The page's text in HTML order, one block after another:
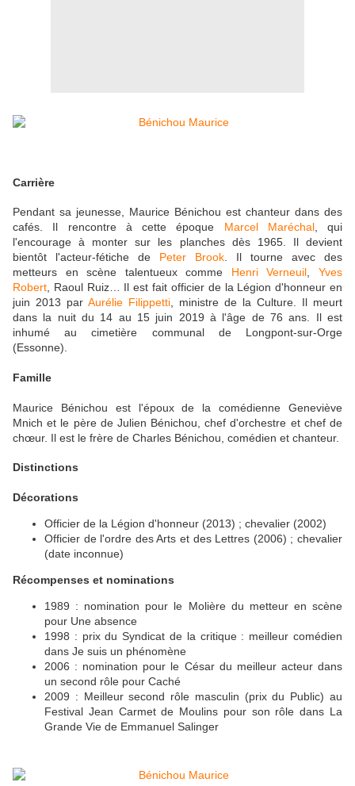
Carrière
Pendant sa jeunesse, Maurice Bénichou est chanteur dans des
cafés. Il rencontre à cette époque Marcel Maréchal, qui
l'encourage à monter sur les planches dès 1965. Il devient
bientôt l'acteur-fétiche de Peter Brook. Il tourne avec des
metteurs en scène talentueux comme Henri Verneuil,Yves
Robert, Raoul Ruiz… Il est fait officier de la Légion d'honneur en
juin 2013 par Aurélie Filippetti, ministre de la Culture. Il meurt
dans la nuit du 14 au 15 juin 2019 à l'âge de 76 ans. Il est
inhumé au cimetière communal de Longpont-sur-Orge
(Essonne).
Famille
Maurice Bénichou est l'époux de la comédienne Geneviève
Mnich et le père de Julien Bénichou, chef d'orchestre et chef de
chœur. Il est le frère de Charles Bénichou, comédien et chanteur.
Distinctions
Décorations
Officier de la Légion d'honneur (2013) ; chevalier (2002)
Officier de l'ordre des Arts et des Lettres (2006) ; chevalier
(date inconnue)
Récompenses et nominations
1989 : nomination pour le Molière du metteur en scène
pour Une absence
1998 : prix du Syndicat de la critique : meilleur comédien
dans Je suis un phénomène
2006 : nomination pour le César du meilleur acteur dans
un second rôle pour Caché
2009 : Meilleur second rôle masculin (prix du Public) au
Festival Jean Carmet de Moulins pour son rôle dans La
Grande Vie de Emmanuel Salinger